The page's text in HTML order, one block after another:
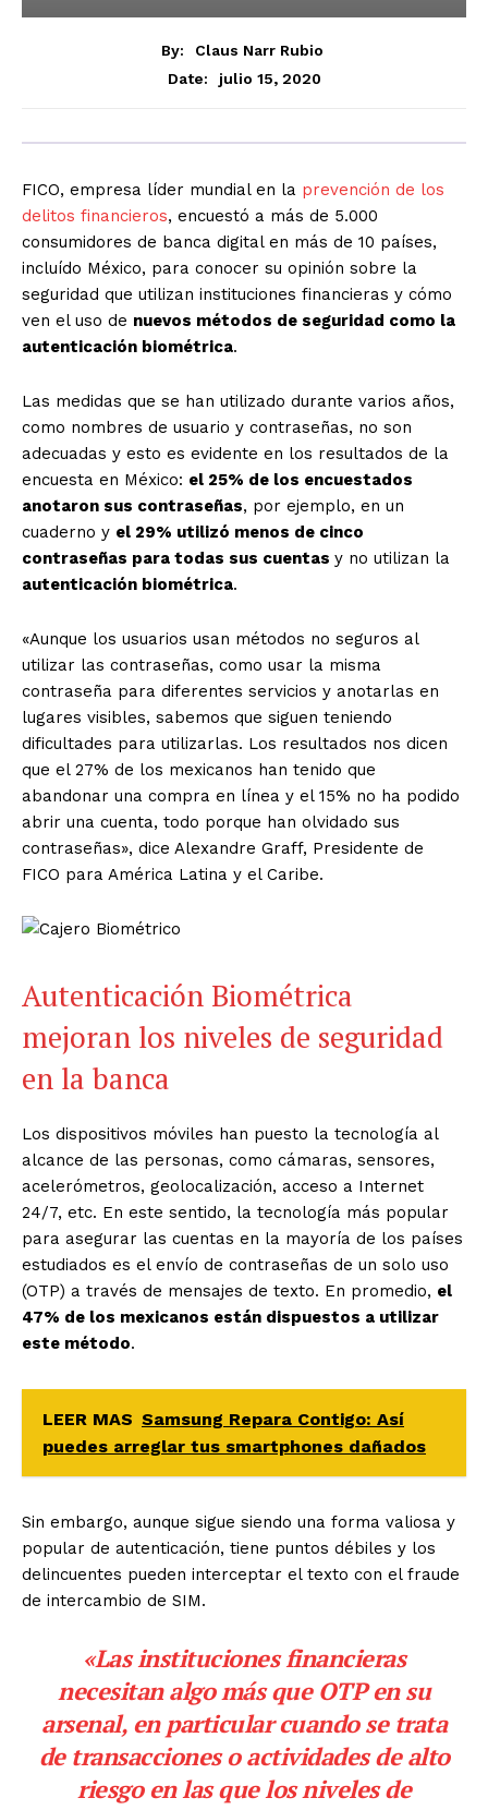
By:
Claus Narr Rubio
Date:
julio 15, 2020
FICO, empresa líder mundial en la prevención de los
delitos financieros, encuestó a más de 5.000
consumidores de banca digital en más de 10 países,
incluído México, para conocer su opinión sobre la
seguridad que utilizan instituciones financieras y cómo
ven el uso de nuevos métodos de seguridad como la
autenticación biométrica.
Las medidas que se han utilizado durante varios años,
como nombres de usuario y contraseñas, no son
adecuadas y esto es evidente en los resultados de la
encuesta en México: el 25% de los encuestados
anotaron sus contraseñas, por ejemplo, en un
cuaderno y el 29% utilizó menos de cinco
contraseñas para todas sus cuentas y no utilizan la
autenticación biométrica.
«Aunque los usuarios usan métodos no seguros al
utilizar las contraseñas, como usar la misma
contraseña para diferentes servicios y anotarlas en
lugares visibles, sabemos que siguen teniendo
dificultades para utilizarlas. Los resultados nos dicen
que el 27% de los mexicanos han tenido que
abandonar una compra en línea y el 15% no ha podido
abrir una cuenta, todo porque han olvidado sus
contraseñas», dice Alexandre Graff, Presidente de
FICO para América Latina y el Caribe.
Autenticación Biométrica
mejoran los niveles de seguridad
en la banca
Los dispositivos móviles han puesto la tecnología al
alcance de las personas, como cámaras, sensores,
acelerómetros, geolocalización, acceso a Internet
24/7, etc. En este sentido, la tecnología más popular
para asegurar las cuentas en la mayoría de los países
estudiados es el envío de contraseñas de un solo uso
(OTP) a través de mensajes de texto. En promedio, el
47% de los mexicanos están dispuestos a utilizar
este método.
LEER MAS Samsung Repara Contigo: Así
puedes arreglar tus smartphones dañados
Sin embargo, aunque sigue siendo una forma valiosa y
popular de autenticación, tiene puntos débiles y los
delincuentes pueden interceptar el texto con el fraude
de intercambio de SIM.
«Las instituciones financieras
necesitan algo más que OTP en su
arsenal, en particular cuando se trata
de transacciones o actividades de alto
riesgo en las que los niveles de